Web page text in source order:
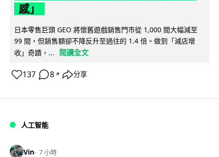
感」
日本零售巨頭 GEO 將懷舊遊戲銷售門市從 1,000 間大幅減至
99 間，但銷售額卻不降反升至過往的 1.4 倍。做到「減店增
收」奇蹟，...
閱讀全文
137 8 ↗ 分享
人工智能
Vin 7 小時